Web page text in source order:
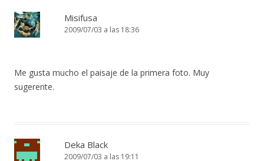
Misifusa
2009/07/03 a las 18:36
Me gusta mucho el paisaje de la primera foto. Muy
sugerente.
Deka Black
2009/07/03 a las 19:11